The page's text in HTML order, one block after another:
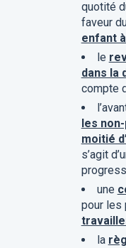
quotité
faveur
enfant
le
dans la
compte
les
moitié
s’agit
une
pour les
la